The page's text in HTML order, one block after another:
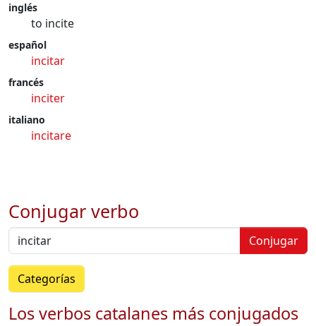
inglés
to incite
español
incitar
francés
inciter
italiano
incitare
Conjugar verbo
Conjugar
Categorías
Los verbos catalanes más conjugados